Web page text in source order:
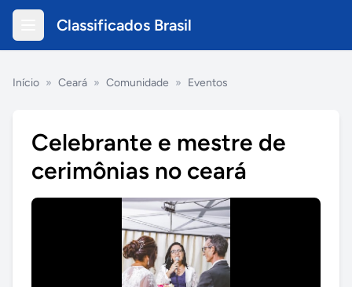
Classificados Brasil
Início » Ceará » Comunidade » Eventos
Celebrante e mestre de
cerimônias no ceará